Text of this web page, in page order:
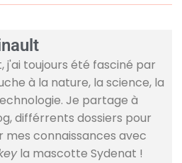
j'ai toujours été fasciné par
à la nature, la science, la
Je partage à
différrents dossiers pour
mes connaissances avec
la mascotte Sydenat !